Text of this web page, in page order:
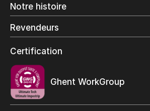
Emballage numérique
Grand Format
Notre histoire
Revendeurs
Trouvez un revendeur
Certification
Ghent WorkGroup